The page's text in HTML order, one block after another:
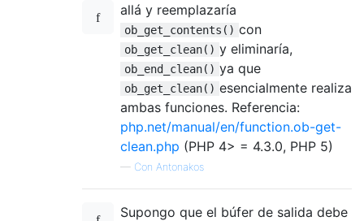
allá y reemplazaría
ob_get_contents() con
ob_get_clean() y eliminaría,
ob_end_clean() ya que
ob_get_clean() esencialmente realiza
ambas funciones. Referencia:
php.net/manual/en/function.ob-get-
clean.php (PHP 4> = 4.3.0, PHP 5)
— Con Antonakos
Supongo que el búfer de salida debe